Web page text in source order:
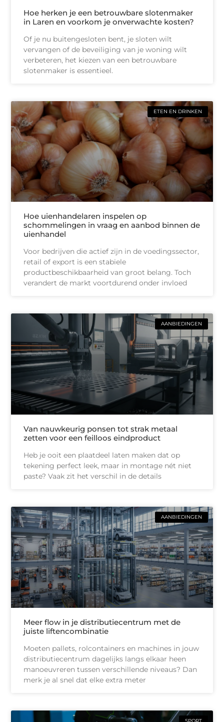
Hoe herken je een betrouwbare slotenmaker
in Laren en voorkom je onverwachte kosten?
Of je nu buitengesloten bent, je sloten wilt
vervangen of de beveiliging van je woning wilt
verbeteren, het kiezen van een betrouwbare
slotenmaker is essentieel.
ETEN EN DRINKEN
Hoe uienhandelaren inspelen op
schommelingen in vraag en aanbod binnen de
uienhandel
Voor bedrijven die actief zijn in de voedingssector,
retail of export is een stabiele
productbeschikbaarheid van groot belang. Toch
verandert de markt voortdurend onder invloed
AANBIEDINGEN
Van nauwkeurig ponsen tot strak metaal
zetten voor een feilloos eindproduct
Heb je ooit een plaatdeel laten maken dat op
tekening perfect leek, maar in montage nét niet
paste? Vaak zit het verschil in de details
AANBIEDINGEN
Meer flow in je distributiecentrum met de
juiste liftencombinatie
Moeten pallets, rolcontainers en machines in jouw
distributiecentrum dagelijks langs elkaar heen
manoeuvreren tussen verschillende niveaus? Dan
merk je al snel dat elke extra meter
SPORT